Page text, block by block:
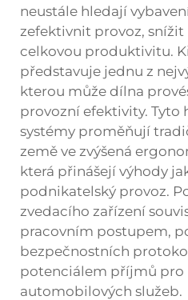
neustále hledají
zefektivnit provoz, snížit
celkovou produktivitu.
představuje jednu z
kterou může dílna
provozní efektivity. Tyto
systémy proměňují
země ve zvýšená
která přinášejí výhody
podnikatelský provoz.
zvedacího zařízení
pracovním postupem,
bezpečnostních
potenciálem příjmů pro
automobilových služeb.